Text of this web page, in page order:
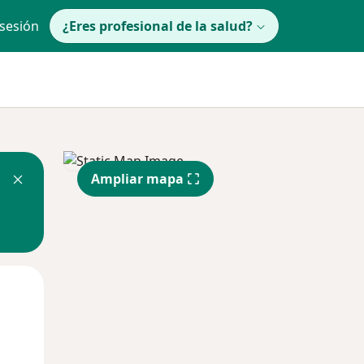
¿Eres profesional de la salud?
Ampliar mapa